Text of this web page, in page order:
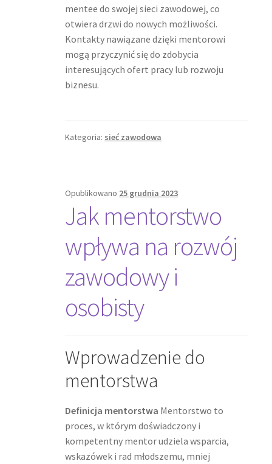
mentee do swojej sieci zawodowej, co
otwiera drzwi do nowych możliwości.
Kontakty nawiązane dzięki mentorowi
mogą przyczynić się do zdobycia
interesujących ofert pracy lub rozwoju
biznesu.
Kategoria: sieć zawodowa
Opublikowano 25 grudnia 2023
Jak mentorstwo
wpływa na rozwój
zawodowy i
osobisty
Wprowadzenie do
mentorstwa
Definicja mentorstwa Mentorstwo to
proces, w którym doświadczony i
kompetentny mentor udziela wsparcia,
wskazówek i rad młodszemu, mniej